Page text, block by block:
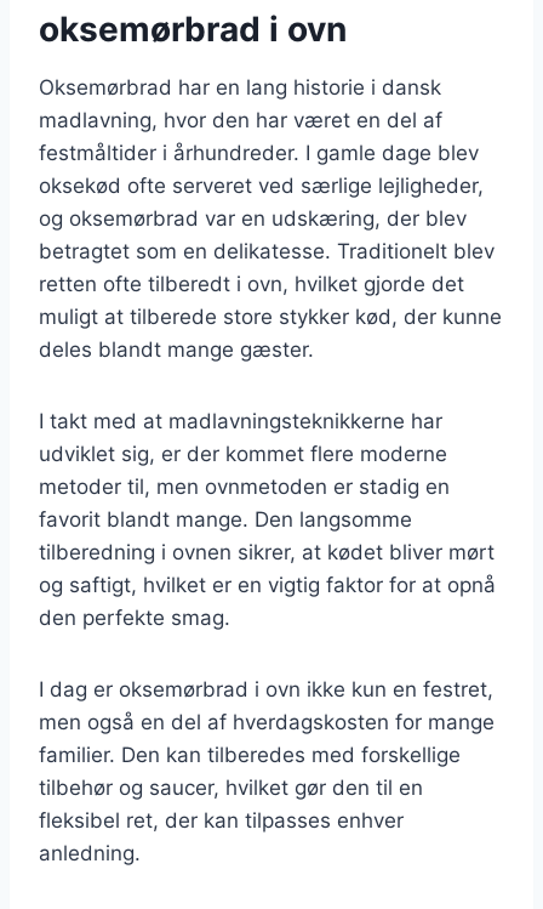
oksemørbrad i ovn
Oksemørbrad har en lang historie i dansk
madlavning, hvor den har været en del af
festmåltider i århundreder. I gamle dage blev
oksekød ofte serveret ved særlige lejligheder,
og oksemørbrad var en udskæring, der blev
betragtet som en delikatesse. Traditionelt blev
retten ofte tilberedt i ovn, hvilket gjorde det
muligt at tilberede store stykker kød, der kunne
deles blandt mange gæster.
I takt med at madlavningsteknikkerne har
udviklet sig, er der kommet flere moderne
metoder til, men ovnmetoden er stadig en
favorit blandt mange. Den langsomme
tilberedning i ovnen sikrer, at kødet bliver mørt
og saftigt, hvilket er en vigtig faktor for at opnå
den perfekte smag.
I dag er oksemørbrad i ovn ikke kun en festret,
men også en del af hverdagskosten for mange
familier. Den kan tilberedes med forskellige
tilbehør og saucer, hvilket gør den til en
fleksibel ret, der kan tilpasses enhver
anledning.